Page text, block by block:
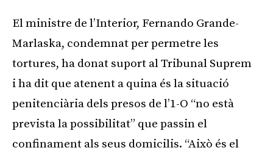
El ministre de l’Interior, Fernando Grande-
Marlaska, condemnat per permetre les
tortures, ha donat suport al Tribunal Suprem
i ha dit que atenent a quina és la situació
penitenciària dels presos de l’1-O “no està
prevista la possibilitat” que passin el
confinament als seus domicilis. “Això és el